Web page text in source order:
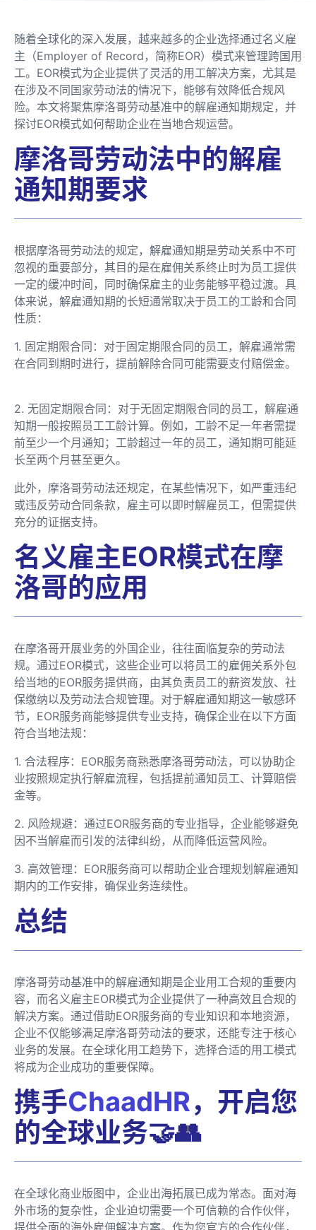
随着全球化的深入发展，越来越多的企业选择通过名义雇
主（Employer of Record，简称EOR）模式来管理跨国用
工。EOR模式为企业提供了灵活的用工解决方案，尤其是
在涉及不同国家劳动法的情况下，能够有效降低合规风
险。本文将聚焦摩洛哥劳动基准中的解雇通知期规定，并
探讨EOR模式如何帮助企业在当地合规运营。
摩洛哥劳动法中的解雇
通知期要求
根据摩洛哥劳动法的规定，解雇通知期是劳动关系中不可
忽视的重要部分，其目的是在雇佣关系终止时为员工提供
一定的缓冲时间，同时确保雇主的业务能够平稳过渡。具
体来说，解雇通知期的长短通常取决于员工的工龄和合同
性质：
1. 固定期限合同：对于固定期限合同的员工，解雇通常需
在合同到期时进行，提前解除合同可能需要支付赔偿金。
2. 无固定期限合同：对于无固定期限合同的员工，解雇通
知期一般按照员工工龄计算。例如，工龄不足一年者需提
前至少一个月通知；工龄超过一年的员工，通知期可能延
长至两个月甚至更久。
此外，摩洛哥劳动法还规定，在某些情况下，如严重违纪
或违反劳动合同条款，雇主可以即时解雇员工，但需提供
充分的证据支持。
名义雇主EOR模式在摩
洛哥的应用
在摩洛哥开展业务的外国企业，往往面临复杂的劳动法
规。通过EOR模式，这些企业可以将员工的雇佣关系外包
给当地的EOR服务提供商，由其负责员工的薪资发放、社
保缴纳以及劳动法合规管理。对于解雇通知期这一敏感环
节，EOR服务商能够提供专业支持，确保企业在以下方面
符合当地法规：
1. 合法程序：EOR服务商熟悉摩洛哥劳动法，可以协助企
业按照规定执行解雇流程，包括提前通知员工、计算赔偿
金等。
2. 风险规避：通过EOR服务商的专业指导，企业能够避免
因不当解雇而引发的法律纠纷，从而降低运营风险。
3. 高效管理：EOR服务商可以帮助企业合理规划解雇通知
期内的工作安排，确保业务连续性。
总结
摩洛哥劳动基准中的解雇通知期是企业用工合规的重要内
容，而名义雇主EOR模式为企业提供了一种高效且合规的
解决方案。通过借助EOR服务商的专业知识和本地资源，
企业不仅能够满足摩洛哥劳动法的要求，还能专注于核心
业务的发展。在全球化用工趋势下，选择合适的用工模式
将成为企业成功的重要保障。
携手ChaadHR，开启您
的全球业务🤝👥
在全球化商业版图中，企业出海拓展已成为常态。面对海
外市场的复杂性，企业迫切需要一个可信赖的合作伙伴，
提供全面的海外雇佣解决方案。作为您官方的合作伙伴，